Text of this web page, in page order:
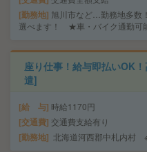
勤務地 旭川市など…勤務地多数
選べます！ ★車・バイク通勤可
座り仕事！給与即払いOK
遣]
給 与 時給1170円
交通費 交通費支給有り
勤務地 北海道河西郡中札内村